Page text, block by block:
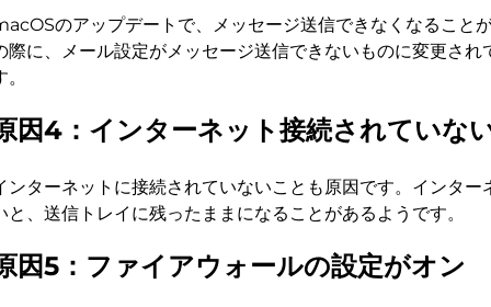
のアップデートで、メッセージ送信できなくなること
際に、メール設定がメッセージ送信できないものに変更され
。
因4：インターネット接続されていな
ンターネットに接続されていないことも原因です。インター
と、送信トレイに残ったままになることがあるようです。
因5：ファイアウォールの設定がオン